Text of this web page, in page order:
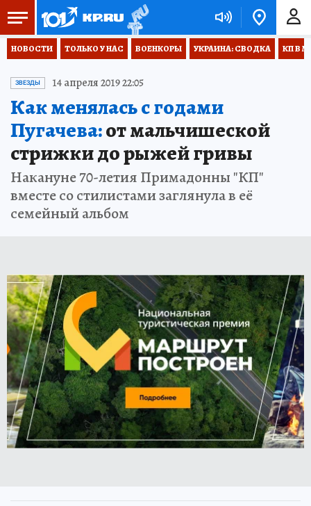
НОВОСТИ ТОЛЬКО У НАС ВОЕНКОРЫ УКРАИНА: СВОДКА КП В
ЗВЕЗДЫ 14 апреля 2019 22:05
Как менялась с годами
Пугачева:от мальчишеской
стрижки до рыжей гривы
Накануне 70-летия Примадонны "КП"
вместе со стилистами заглянула в её
семейный альбом